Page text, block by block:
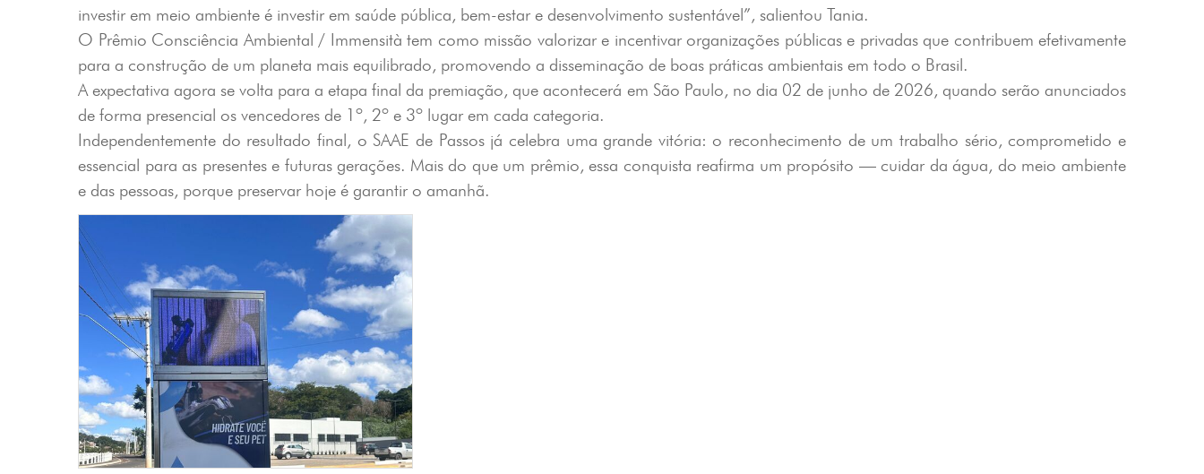
investir em meio ambiente é investir em saúde pública, bem-estar e desenvolvimento sustentável”, salientou Tania.
O Prêmio Consciência Ambiental / Immensità tem como missão valorizar e incentivar organizações públicas e privadas que contribuem efetivamente
para a construção de um planeta mais equilibrado, promovendo a disseminação de boas práticas ambientais em todo o Brasil.
A expectativa agora se volta para a etapa final da premiação, que acontecerá em São Paulo, no dia 02 de junho de 2026, quando serão anunciados
de forma presencial os vencedores de 1º, 2º e 3º lugar em cada categoria.
Independentemente do resultado final, o SAAE de Passos já celebra uma grande vitória: o reconhecimento de um trabalho sério, comprometido e
essencial para as presentes e futuras gerações. Mais do que um prêmio, essa conquista reafirma um propósito — cuidar da água, do meio ambiente
e das pessoas, porque preservar hoje é garantir o amanhã.